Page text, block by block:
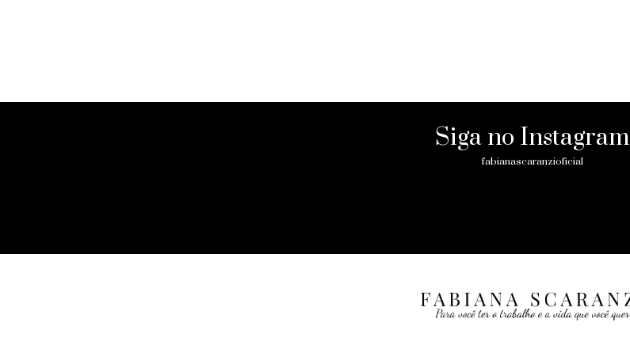
Siga no Instagram
fabianascaranzioficial